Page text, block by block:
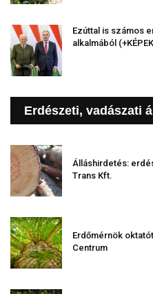
Ezúttal is számos
alkalmából
Erdészeti, vadászati
Álláshirdetés:
Trans Kft.
Erdőmérnök
Centrum